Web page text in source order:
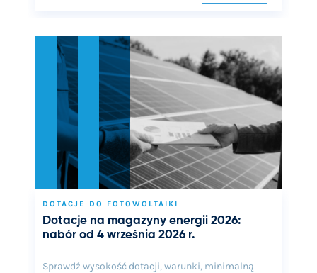
DOTACJE DO FOTOWOLTAIKI
Dotacje na magazyny energii 2026:
nabór od 4 września 2026 r.
Sprawdź wysokość dotacji, warunki, minimalną